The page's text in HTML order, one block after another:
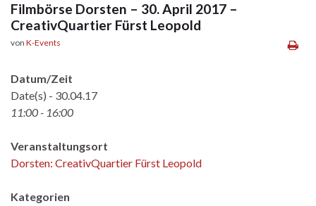
Filmbörse Dorsten – 30. April 2017 –
CreativQuartier Fürst Leopold
von K-Events
Datum/Zeit
Date(s) - 30.04.17
11:00 - 16:00
Veranstaltungsort
Dorsten: CreativQuartier Fürst Leopold
Kategorien